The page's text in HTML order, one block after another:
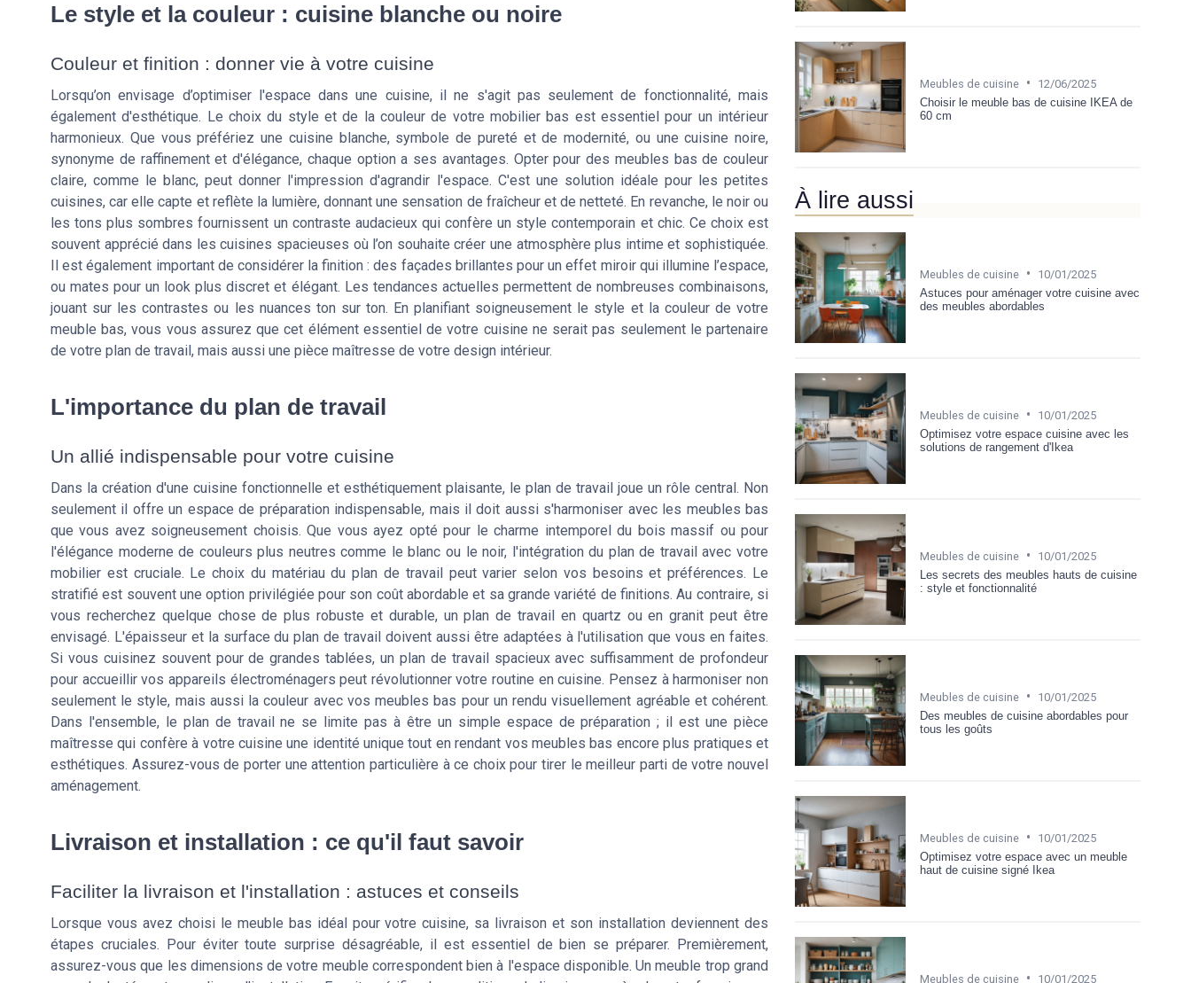
Le style et la couleur : cuisine blanche ou noire
Couleur et finition : donner vie à votre cuisine
Lorsqu’on envisage d’optimiser l'espace dans une cuisine, il ne s'agit pas seulement de fonctionnalité, mais
également d'esthétique. Le choix du style et de la couleur de votre mobilier bas est essentiel pour un intérieur
harmonieux. Que vous préfériez une cuisine blanche, symbole de pureté et de modernité, ou une cuisine noire,
synonyme de raffinement et d'élégance, chaque option a ses avantages. Opter pour des meubles bas de couleur
claire, comme le blanc, peut donner l'impression d'agrandir l'espace. C'est une solution idéale pour les petites
cuisines, car elle capte et reflète la lumière, donnant une sensation de fraîcheur et de netteté. En revanche, le noir ou
les tons plus sombres fournissent un contraste audacieux qui confère un style contemporain et chic. Ce choix est
souvent apprécié dans les cuisines spacieuses où l’on souhaite créer une atmosphère plus intime et sophistiquée.
Il est également important de considérer la finition : des façades brillantes pour un effet miroir qui illumine l’espace,
ou mates pour un look plus discret et élégant. Les tendances actuelles permettent de nombreuses combinaisons,
jouant sur les contrastes ou les nuances ton sur ton. En planifiant soigneusement le style et la couleur de votre
meuble bas, vous vous assurez que cet élément essentiel de votre cuisine ne serait pas seulement le partenaire
de votre plan de travail, mais aussi une pièce maîtresse de votre design intérieur.
L'importance du plan de travail
Un allié indispensable pour votre cuisine
Dans la création d'une cuisine fonctionnelle et esthétiquement plaisante, le plan de travail joue un rôle central. Non
seulement il offre un espace de préparation indispensable, mais il doit aussi s'harmoniser avec les meubles bas
que vous avez soigneusement choisis. Que vous ayez opté pour le charme intemporel du bois massif ou pour
l'élégance moderne de couleurs plus neutres comme le blanc ou le noir, l'intégration du plan de travail avec votre
mobilier est cruciale. Le choix du matériau du plan de travail peut varier selon vos besoins et préférences. Le
stratifié est souvent une option privilégiée pour son coût abordable et sa grande variété de finitions. Au contraire, si
vous recherchez quelque chose de plus robuste et durable, un plan de travail en quartz ou en granit peut être
envisagé. L'épaisseur et la surface du plan de travail doivent aussi être adaptées à l'utilisation que vous en faites.
Si vous cuisinez souvent pour de grandes tablées, un plan de travail spacieux avec suffisamment de profondeur
pour accueillir vos appareils électroménagers peut révolutionner votre routine en cuisine. Pensez à harmoniser non
seulement le style, mais aussi la couleur avec vos meubles bas pour un rendu visuellement agréable et cohérent.
Dans l'ensemble, le plan de travail ne se limite pas à être un simple espace de préparation ; il est une pièce
maîtresse qui confère à votre cuisine une identité unique tout en rendant vos meubles bas encore plus pratiques et
esthétiques. Assurez-vous de porter une attention particulière à ce choix pour tirer le meilleur parti de votre nouvel
aménagement.
Livraison et installation : ce qu'il faut savoir
Faciliter la livraison et l'installation : astuces et conseils
Lorsque vous avez choisi le meuble bas idéal pour votre cuisine, sa livraison et son installation deviennent des
étapes cruciales. Pour éviter toute surprise désagréable, il est essentiel de bien se préparer. Premièrement,
assurez-vous que les dimensions de votre meuble correspondent bien à l'espace disponible. Un meuble trop grand
Meubles de cuisine •
12/06/2025
Choisir le meuble bas de cuisine IKEA de
60 cm
À lire aussi
Meubles de cuisine •
10/01/2025
Astuces pour aménager votre cuisine avec
des meubles abordables
Meubles de cuisine •
10/01/2025
Optimisez votre espace cuisine avec les
solutions de rangement d'Ikea
Meubles de cuisine •
10/01/2025
Les secrets des meubles hauts de cuisine
: style et fonctionnalité
Meubles de cuisine •
10/01/2025
Des meubles de cuisine abordables pour
tous les goûts
Meubles de cuisine •
10/01/2025
Optimisez votre espace avec un meuble
haut de cuisine signé Ikea
Meubles de cuisine • 10/01/2025